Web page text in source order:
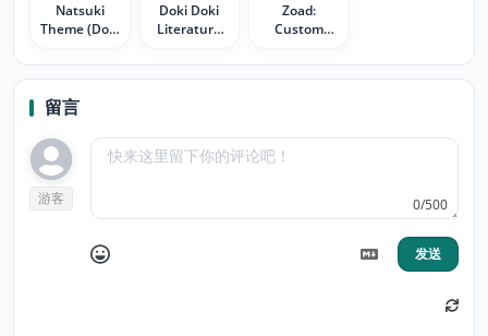
Natsuki
Theme (Doki
Literature
Club)
Doki Doki
Literature
Zoad:
Custom
留言
游客 0/500
发送